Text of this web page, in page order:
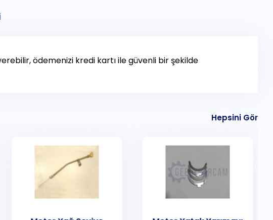
ödemenizi kredi kartı ile güvenli bir şekilde
Hepsini Gör